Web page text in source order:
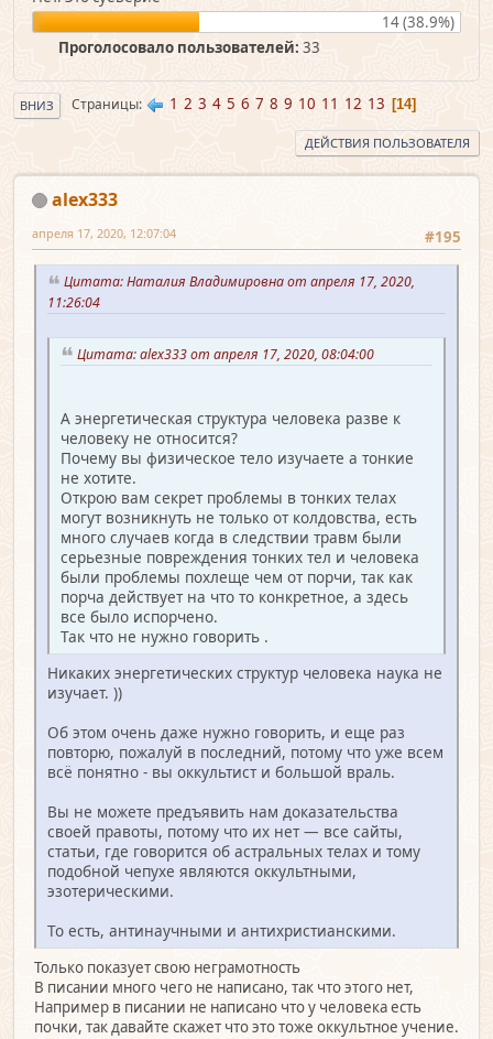
14 (38.9%)
Проголосовало пользователей: 33
ВНИЗ Страницы 1 2 3 4 5 6 7 8 9 10 11 12 13 14
ДЕЙСТВИЯ ПОЛЬЗОВАТЕЛЯ
alex333
#195
апреля 17, 2020, 12:07:04
Цитата: Наталия Владимировна от апреля 17, 2020,
11:26:04
Цитата: alex333 от апреля 17, 2020, 08:04:00
А энергетическая структура человека разве к
человеку не относится?
Почему вы физическое тело изучаете а тонкие
не хотите.
Открою вам секрет проблемы в тонких телах
могут возникнуть не только от колдовства, есть
много случаев когда в следствии травм были
серьезные повреждения тонких тел и человека
были проблемы похлеще чем от порчи, так как
порча действует на что то конкретное, а здесь
все было испорчено.
Так что не нужно говорить .
Никаких энергетических структур человека наука не
изучает. ))
Об этом очень даже нужно говорить, и еще раз
повторю, пожалуй в последний, потому что уже всем
всё понятно - вы оккультист и большой враль.
Вы не можете предъявить нам доказательства
своей правоты, потому что их нет — все сайты,
статьи, где говорится об астральных телах и тому
подобной чепухе являются оккультными,
эзотерическими.
То есть, антинаучными и антихристианскими.
Только показует свою неграмотность
В писании много чего не написано, так что этого нет,
Например в писании не написано что у человека есть
почки, так давайте скажет что это тоже оккультное учение.